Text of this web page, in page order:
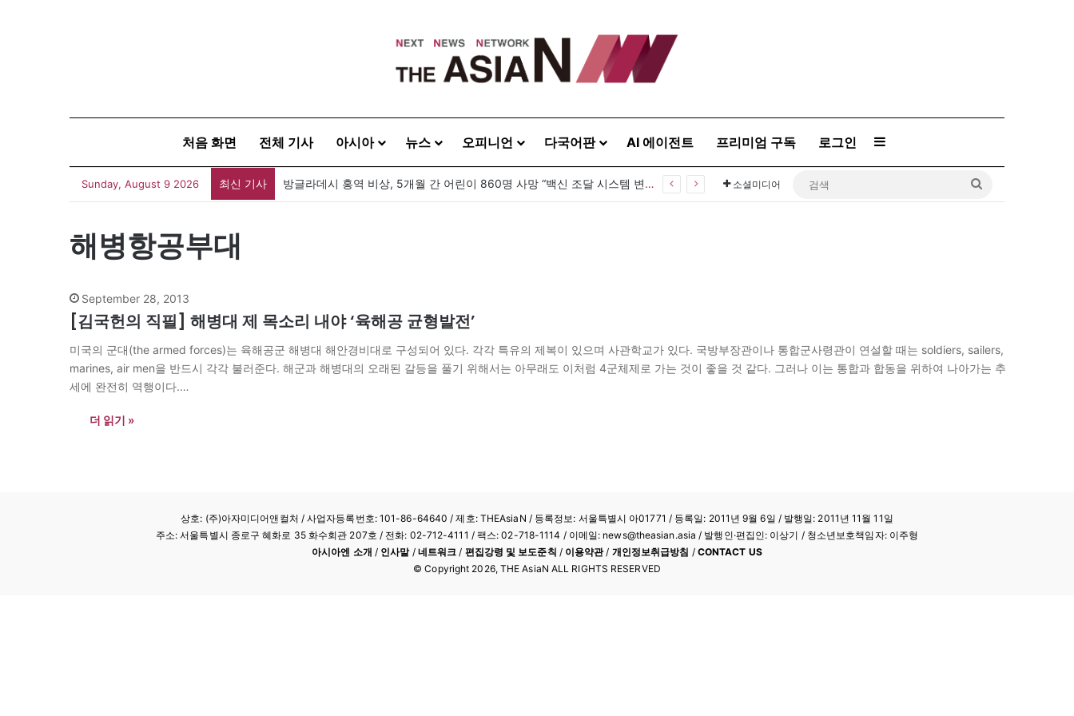
처음 화면 전체 기사 아시아 뉴스 오피니언 다국어판 AI 에이전트 프리미엄 구독 로그인 Sidebar
Sunday, August 9 2026 최신 기사 방글라데시 홍역 비상, 5개월 간 어린이 860명 사망 “백신 조달 시스템 변경이 화근” 소셜미디어
해병항공부대
September 28, 2013
[김국헌의 직필] 해병대 제 목소리 내야 ‘육해공 균형발전’
미국의 군대(the armed forces)는 육해공군 해병대 해안경비대로 구성되어 있다. 각각 특유의 제복이 있으며 사관학교가 있다. 국방부장관이나 통합군사령관이 연설할 때는 soldiers, sailers,
marines, air men을 반드시 각각 불러준다. 해군과 해병대의 오래된 갈등을 풀기 위해서는 아무래도 이처럼 4군체제로 가는 것이 좋을 것 같다. 그러나 이는 통합과 합동을 위하여 나아가는 추
세에 완전히 역행이다.…
더 읽기 »
상호: (주)아자미디어앤컬처 /사업자등록번호: 101-86-64640 / 제호: THEAsiaN / 등록정보: 서울특별시 아01771 / 등록일: 2011년 9월 6일 / 발행일: 2011년 11월 11일
주소: 서울특별시 종로구 혜화로 35 화수회관 207호 / 전화: 02-712-4111 / 팩스: 02-718-1114 / 이메일: news@theasian.asia / 발행인·편집인: 이상기 / 청소년보호책임자: 이주형
아시아엔 소개 / 인사말/ 네트워크 / 편집강령 및 보도준칙 / 이용약관/ 개인정보취급방침 / CONTACT US
© Copyright 2026, THE AsiaN ALL RIGHTS RESERVED